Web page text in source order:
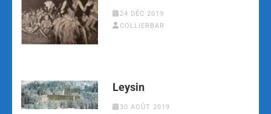
24 DÉC 2019
COLLIERBAR
Leysin
30 AOÛT 2019